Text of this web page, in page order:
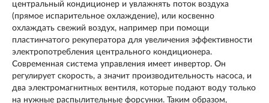
центральный кондиционер и увлажнять поток воздуха
(прямое испарительное охлаждение), или косвенно
охлаждать свежий воздух, например при помощи
пластинчатого рекуператора для увеличения эффективности
электропотребления центрального кондиционера.
Современная система управления имеет инвертор. Он
регулирует скорость, а значит производительность насоса, и
два электромагнитных вентиля, которые подают воду только
на нужные распылительные форсунки. Таким образом,